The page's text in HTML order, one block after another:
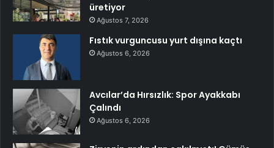
üretiyor
Ağustos 7, 2026
Fıstık vurguncusu yurt dışına kaçtı
Ağustos 6, 2026
Avcılar’da Hırsızlık: Spor Ayakkabı
Çalındı
Ağustos 6, 2026